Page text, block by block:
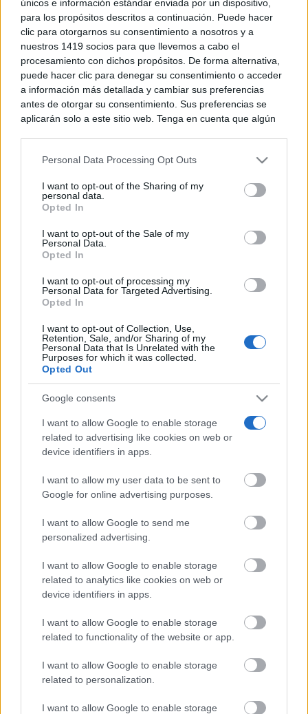
únicos e información estándar enviada por un dispositivo,
para los propósitos descritos a continuación. Puede hacer
clic para otorgarnos su consentimiento a nosotros y a
nuestros 1419 socios para que llevemos a cabo el
procesamiento con dichos propósitos. De forma alternativa,
puede hacer clic para denegar su consentimiento o acceder
a información más detallada y cambiar sus preferencias
antes de otorgar su consentimiento. Sus preferencias se
aplicarán solo a este sitio web. Tenga en cuenta que algún
rechazar tal procesamiento. Puede cambiar sus preferencias
a este sitio y haciendo clic en el botón "Privacidad" en la
parte inferior de la página web.
Please note that this website/app uses one or more Google
services and may gather and store information including but
not limited to your visit or usage behaviour. You may click to
use your data for below specified purposes in below Google
consent section.
Personal Data Processing Opt Outs
I want to opt-out of the Sharing of my
personal data.
Opted In
I want to opt-out of the Sale of my
Personal Data.
Opted In
I want to opt-out of processing my
Personal Data for Targeted Advertising.
Opted In
I want to opt-out of Collection, Use,
Retention, Sale, and/or Sharing of my
Personal Data that Is Unrelated with the
Purposes for which it was collected.
Opted Out
Google consents
I want to allow Google to enable storage
related to advertising like cookies on web or
device identifiers in apps.
I want to allow my user data to be sent to
Google for online advertising purposes.
I want to allow Google to send me
personalized advertising.
I want to allow Google to enable storage
related to analytics like cookies on web or
device identifiers in apps.
I want to allow Google to enable storage
related to functionality of the website or app.
I want to allow Google to enable storage
related to personalization.
I want to allow Google to enable storage
Últimas noticias
El tiempo en España hoy, 7 de
agosto: calor intenso y
tormentas fuertes con granizo
en el este
El calor aprieta en Castilla-La
Mancha este viernes: hasta 39
grados y tormentas en el este
diez entradas para vivir 40 años
de fiesta en una sola noche
06/08/2026
Núñez lamenta que CLM siga
siendo la peor región de España
en tiempos de espera para una
operación, una prueba
diagnóstica o una consulta...
06/08/2026
La inteligencia artificial y las
series verticales marcan la nueva